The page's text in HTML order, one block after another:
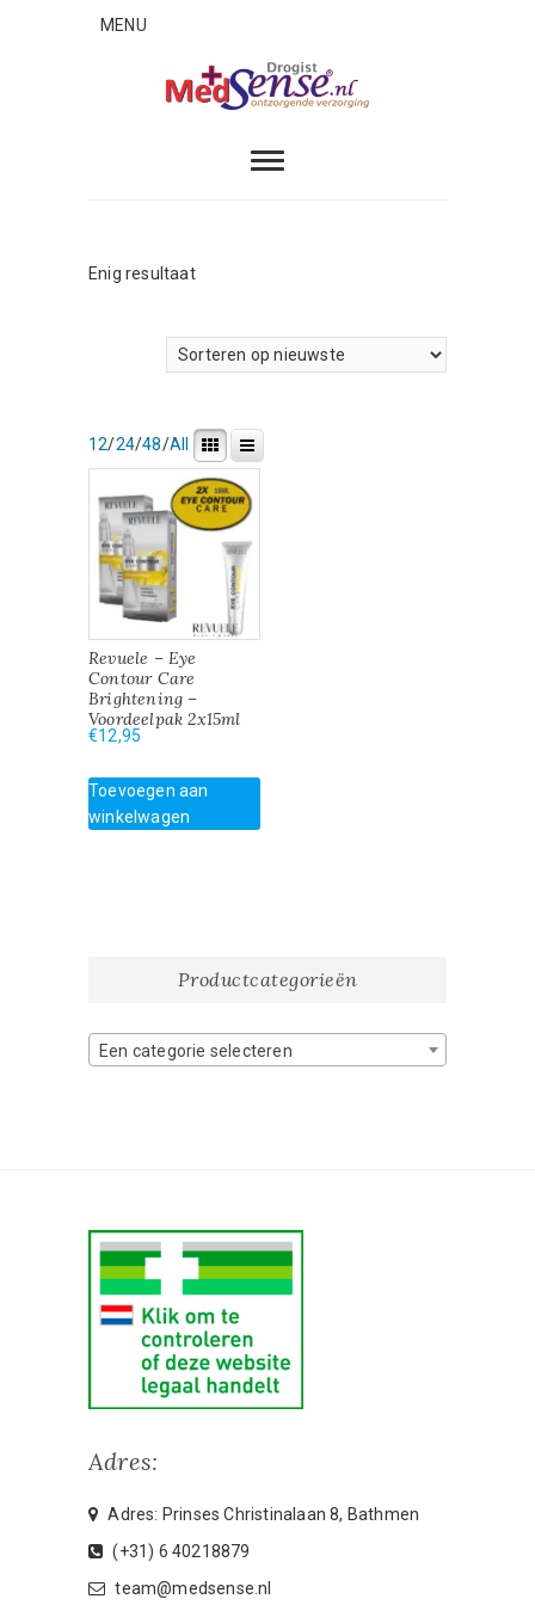
MENU
Enig resultaat
12/24/48/All
Revuele – Eye
Contour Care
Brightening –
Voordeelpak 2x15ml
€12,95
Toevoegen aan
winkelwagen
Productcategorieën
Een categorie selecteren
Adres:
Adres: Prinses Christinalaan 8, Bathmen
(+31) 6 40218879
team@medsense.nl